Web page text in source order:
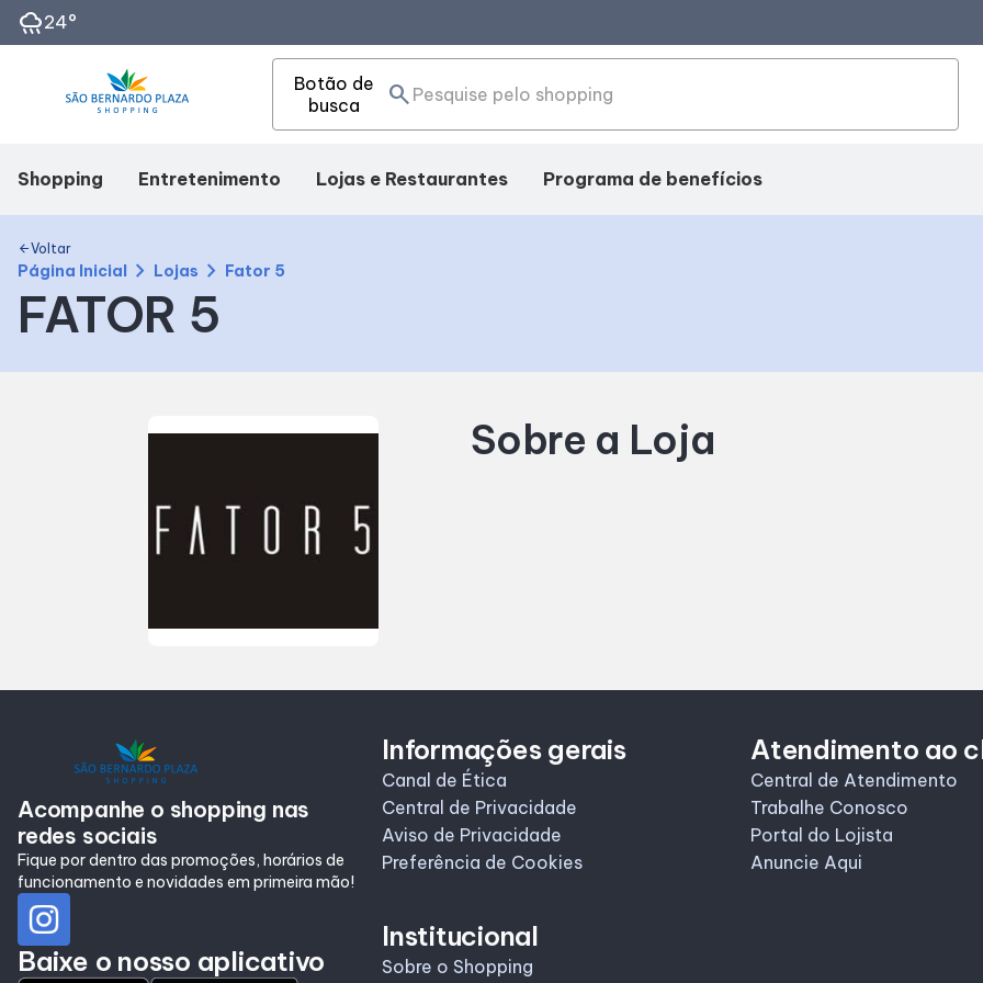
rainy24°
Botão de
busca
search
Shopping
Mapa Interno
Facilidades
Como Chegar
Entretenimento
Eventos
Fique por dentro
Lojas e Restaurantes Programa de benefícios
arrow_backVoltar
Página Inicial chevron_right Lojas chevron_right Fator 5
FATOR 5
Sobre a Loja
Acompanhe o shopping nas
redes sociais
Fique por dentro das promoções, horários de
funcionamento e novidades em primeira mão!
Baixe o nosso aplicativo
Informações gerais
Canal de Ética
Central de Privacidade
Aviso de Privacidade
Preferência de Cookies
Institucional
Sobre o Shopping
Atendimento ao
Central de Atendimento
Trabalhe Conosco
Portal do Lojista
Anuncie Aqui